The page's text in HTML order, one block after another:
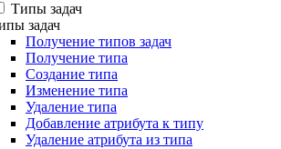
Типы задач
задач
Получение типов задач
Получение типа
Создание типа
Изменение типа
Удаление типа
Добавление атрибута к типу
Удаление атрибута из типа